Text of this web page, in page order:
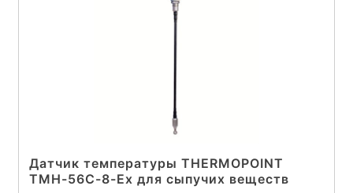
Датчик температуры THERMOPOINT
TMH-56C-8-Ex для сыпучих веществ